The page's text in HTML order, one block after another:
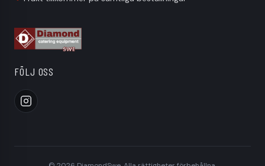
FÖLJ OSS